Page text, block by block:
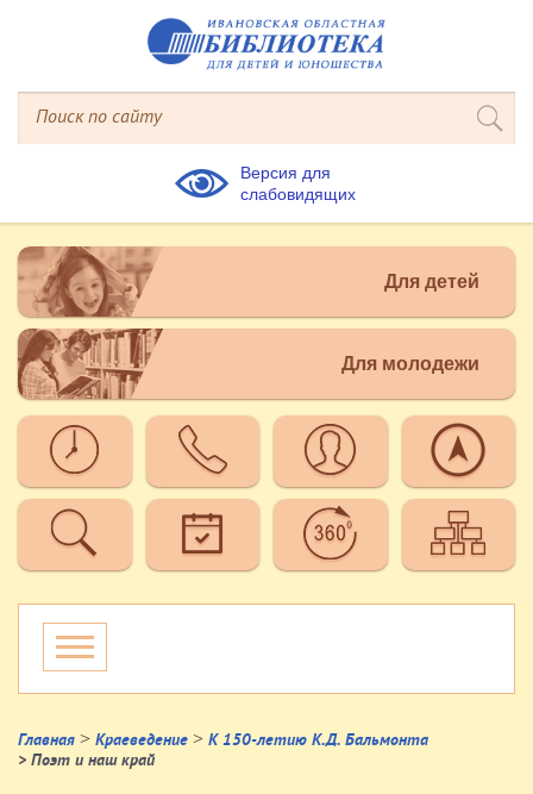
Версия для
слабовидящих
Для детей
Для молодежи
Главная > Краеведение > К 150-летию К.Д. Бальмонта
> Поэт и наш край